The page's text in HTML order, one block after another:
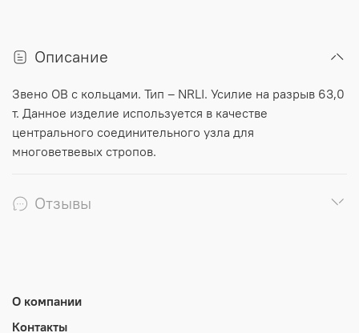
Описание
Звено ОВ с кольцами. Тип – NRLI. Усилие на разрыв 63,0
т. Данное изделие используется в качестве
центрального соединительного узла для
многоветвевых стропов.
Отзывы
О компании
Контакты